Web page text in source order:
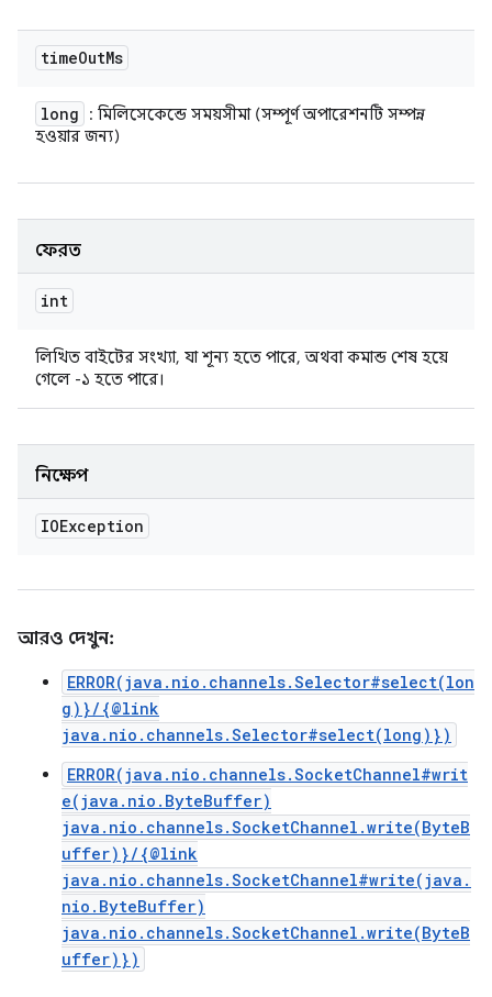
timeOutMs
long
: মিলিসেকেন্ডে সময়সীমা (সম্পূর্ণ অপারেশনটি সম্পন্ন
হওয়ার জন্য)
ফেরত
int
লিখিত বাইটের সংখ্যা, যা শূন্য হতে পারে, অথবা কমান্ড শেষ হয়ে
গেলে -১ হতে পারে।
নিক্ষেপ
IOException
আরও দেখুন:
ERROR(java.nio.channels.Selector#select(lon
g)}/{@link
java.nio.channels.Selector#select(long)})
ERROR(java.nio.channels.SocketChannel#writ
e(java.nio.ByteBuffer)
java.nio.channels.SocketChannel.write(ByteB
uffer)}/{@link
java.nio.channels.SocketChannel#write(java.
nio.ByteBuffer)
java.nio.channels.SocketChannel.write(ByteB
uffer)})